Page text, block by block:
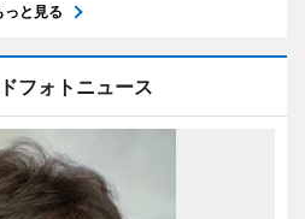
っと見る
フォトニュース